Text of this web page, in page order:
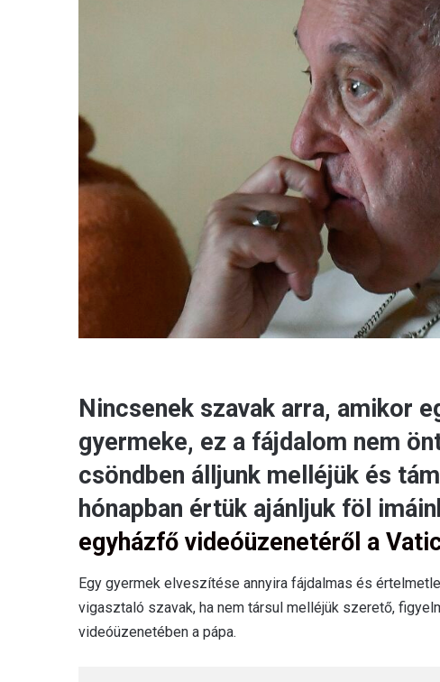
Nincsenek szavak arra, amikor
gyermeke, ez a fájdalom nem
csöndben álljunk melléjük és
hónapban értük ajánljuk föl
egyházfő videóüzenetéről a
Egy gyermek elveszítése annyira fájdalmas és
vigasztaló szavak, ha nem társul melléjük szerető,
videóüzenetében a pápa.